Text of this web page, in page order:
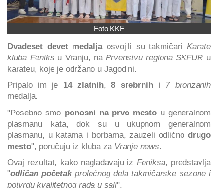
Foto KKF
Dvadeset devet medalja osvojili su takmičari Karate
kluba Feniks u Vranju, naPrvenstvu regiona SKFUR u
karateu, koje je održano u Jagodini.
Pripalo im je 14 zlatnih,8 srebrnih i 7 bronzanih
medalja.
"Posebno smo ponosni na prvo mesto u generalnom
plasmanu kata, dok su u ukupnom generalnom
plasmanu, u katama i borbama, zauzeli odlično drugo
mesto", poručuju iz kluba za Vranje news.
Ovaj rezultat, kako naglađavaju iz Feniksa, predstavlja
"odličan početakprolećnog dela takmičarske sezone i
potvrdu kvalitetnog rada u sali".